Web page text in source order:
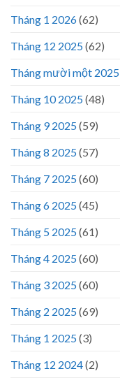
Tháng 1 2026(62)
Tháng 12 2025(62)
Tháng mười một 2025
Tháng 10 2025(48)
Tháng 9 2025(59)
Tháng 8 2025(57)
Tháng 7 2025(60)
Tháng 6 2025(45)
Tháng 5 2025(61)
Tháng 4 2025(60)
Tháng 3 2025(60)
Tháng 2 2025(69)
Tháng 1 2025(3)
Tháng 12 2024(2)